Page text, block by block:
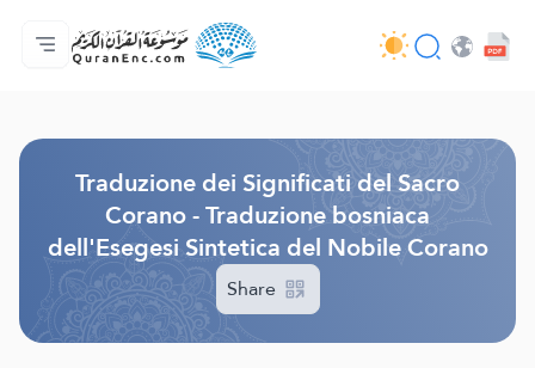
Home
Indice traduzioni
Audio
Servizi per sviluppatori - API
Sul progetto
Contattaci
Lingua
Traduzione dei Significati del Sacro
Corano - Traduzione bosniaca
dell'Esegesi Sintetica del Nobile Corano
Share